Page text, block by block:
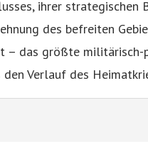
ihrer strategischen
des befreiten
– das größte
den Verlauf des